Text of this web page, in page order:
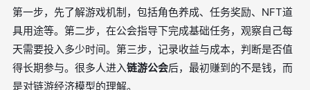
第一步，先了解游戏机制，包括角色养成、任务奖励、NFT道
具用途等。第二步，在公会指导下完成基础任务，观察自己每
天需要投入多少时间。第三步，记录收益与成本，判断是否值
得长期参与。很多人进入链游公会后，最初赚到的不是钱，而
是对链游经济模型的理解。